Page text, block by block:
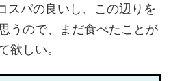
スパの良いし、この辺りを
うので、まだ食べたことが
欲しい。